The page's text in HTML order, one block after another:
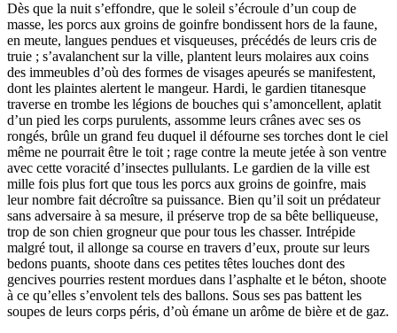
Dès que la nuit s’effondre, que le soleil s’écroule d’un coup de
masse, les porcs aux groins de goinfre bondissent hors de la faune,
en meute, langues pendues et visqueuses, précédés de leurs cris de
truie ; s’avalanchent sur la ville, plantent leurs molaires aux coins
des immeubles d’où des formes de visages apeurés se manifestent,
dont les plaintes alertent le mangeur. Hardi, le gardien titanesque
traverse en trombe les légions de bouches qui s’amoncellent, aplatit
d’un pied les corps purulents, assomme leurs crânes avec ses os
rongés, brûle un grand feu duquel il défourne ses torches dont le ciel
même ne pourrait être le toit ; rage contre la meute jetée à son ventre
avec cette voracité d’insectes pullulants. Le gardien de la ville est
mille fois plus fort que tous les porcs aux groins de goinfre, mais
leur nombre fait décroître sa puissance. Bien qu’il soit un prédateur
sans adversaire à sa mesure, il préserve trop de sa bête belliqueuse,
trop de son chien grogneur que pour tous les chasser. Intrépide
malgré tout, il allonge sa course en travers d’eux, proute sur leurs
bedons puants, shoote dans ces petites têtes louches dont des
gencives pourries restent mordues dans l’asphalte et le béton, shoote
à ce qu’elles s’envolent tels des ballons. Sous ses pas battent les
soupes de leurs corps péris, d’où émane un arôme de bière et de gaz.